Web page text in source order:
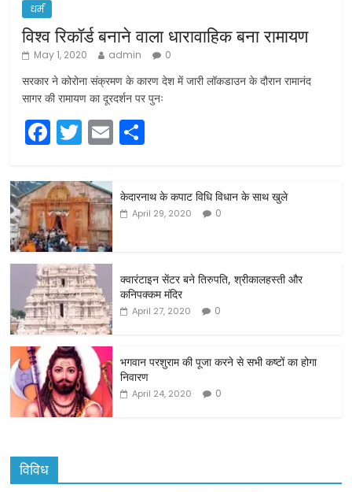
धर्म
विश्व रिकॉर्ड बनाने वाला धारावाहिक बना रामायण
May 1, 2020 admin 0
सरकार ने कोरोना संक्रमण के कारण देश में जारी लॉकडाउन के दौरान रामानंद
सागर की रामायण का दूरदर्शन पर पुनः
F
c
e
b
o
o
k
T
itt
er
E
ai ar
e
केदारनाथ के कपाट विधि विधान के साथ खुले
April 29, 2020 0
क्वारंटाइन सेंटर बने तिरुपति, श्रीकालहस्ती और
कनिपक्कम मंदिर
April 27, 2020 0
भगवान परशुराम की पूजा करने से सभी कष्टों का होगा
निवारण
April 24, 2020 0
विविध